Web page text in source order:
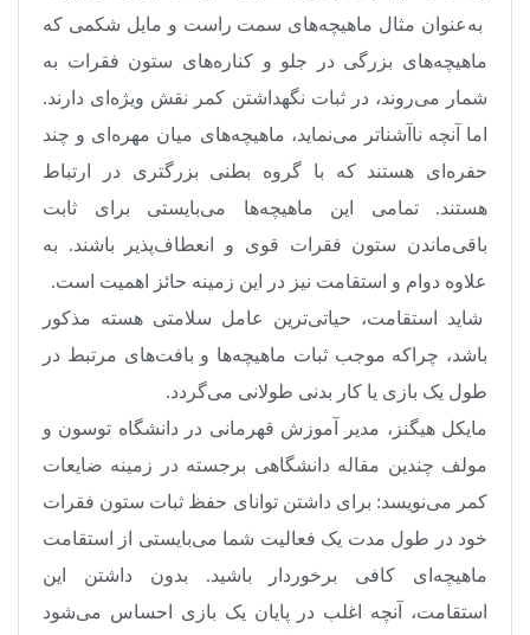
به‌عنوان مثال ماهیچه‌های سمت راست و مایل شکمی که
ماهیچه‌های بزرگی در جلو و کناره‌های ستون فقرات به
شمار می‌روند، در ثبات نگهداشتن کمر نقش ویژه‌ای دارند.
اما آنچه ناآشناتر می‌نماید، ماهیچه‌های میان مهره‌ای و چند
حفره‌ای هستند که با گروه بطنی بزرگتری در ارتباط
هستند. تمامی این ماهیچه‌ها می‌بایستی برای ثابت
باقی‌ماندن ستون فقرات قوی و انعطاف‌پذیر باشند. به
علاوه دوام و استقامت نیز در این زمینه حائز اهمیت است.
شاید استقامت، حیاتی‌ترین عامل سلامتی هسته مذکور
باشد، چراکه موجب ثبات ماهیچه‌ها و بافت‌های مرتبط در
طول یک بازی یا کار بدنی طولانی می‌گردد.
مایکل هیگنز، مدیر آموزش قهرمانی در دانشگاه توسون و
مولف چندین مقاله دانشگاهی برجسته در زمینه ضایعات
کمر می‌نویسد: برای داشتن توانای حفظ ثبات ستون فقرات
خود در طول مدت یک فعالیت شما می‌بایستی از استقامت
ماهیچه‌ای کافی برخوردار باشید. بدون داشتن این
استقامت، آنچه اغلب در پایان یک بازی احساس می‌شود